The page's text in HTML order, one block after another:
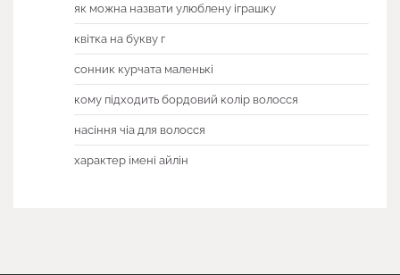
як можна назвати улюблену іграшку
квітка на букву г
сонник курчата маленькі
кому підходить бордовий колір волосся
насіння чіа для волосся
характер імені айлін